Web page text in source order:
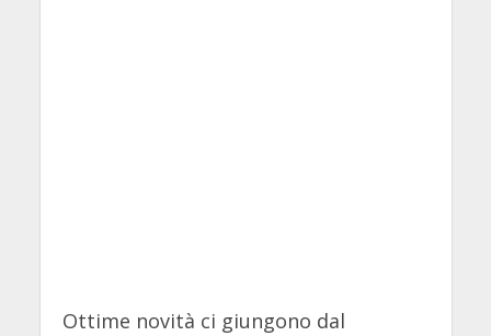
Ottime novità ci giungono dal